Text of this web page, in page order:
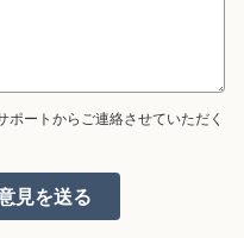
ートからご連絡させていただく